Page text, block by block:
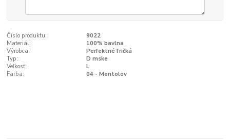
Číslo produktu:
9022
Materiál:
100% bavlna
Výrobca:
PerfektnéTričká
Typ:
D mske
Veľkosť:
L
Farba:
04 - Mentolov